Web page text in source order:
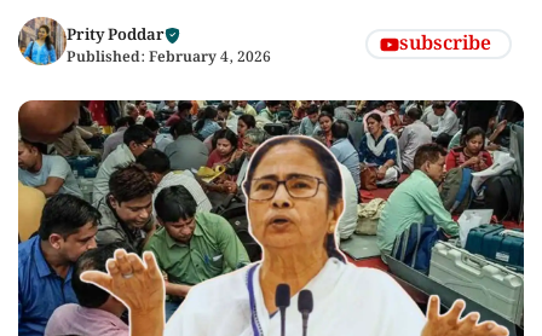
Prity Poddar
Published: February 4, 2026 subscribe